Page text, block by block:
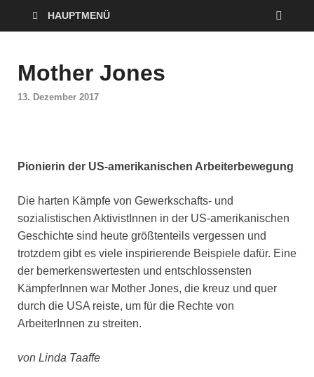
HAUPTMENÜ
Mother Jones
13. Dezember 2017
Pionierin der US-amerikanischen Arbeiterbewegung
Die harten Kämpfe von Gewerkschafts- und
sozialistischen AktivistInnen in der US-amerikanischen
Geschichte sind heute größtenteils vergessen und
trotzdem gibt es viele inspirierende Beispiele dafür. Eine
der bemerkenswertesten und entschlossensten
KämpferInnen war Mother Jones, die kreuz und quer
durch die USA reiste, um für die Rechte von
ArbeiterInnen zu streiten.
von Linda Taaffe